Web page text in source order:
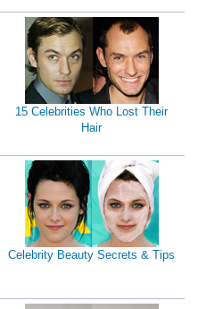
15 Celebrities Who Lost Their
Hair
Celebrity Beauty Secrets & Tips